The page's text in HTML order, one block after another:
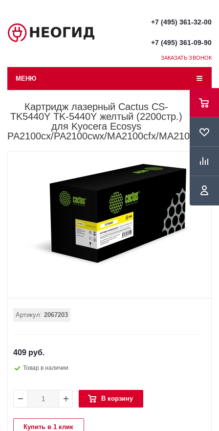
+7 (495) 361-32-00
+7 (495) 361-09-90
ЗАКАЗАТЬ ЗВОНОК
МЕНЮ
Картридж лазерный Cactus CS-
TK5440Y TK-5440Y желтый (2200стр.)
для Kyocera Ecosys
PA2100cx/PA2100cwx/MA2100cfx/MA2100cwfx
Артикул: 2067203
409 руб.
Товар в наличии
В корзину
Купить в 1 клик